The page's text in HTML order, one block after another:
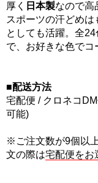
厚く 日本製なので高
スポーツの汗どめは
としても活躍。全
で、お好きな色でコ
■配送方法
宅配便 / クロネコ
可能)
※ご注文数が9個以
文の際は宅配便をお